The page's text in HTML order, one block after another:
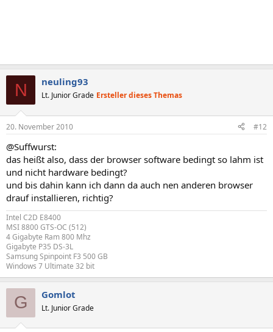
N neuling93
Lt. Junior Grade Ersteller dieses Themas
20. November 2010 #12
@Suffwurst:
das heißt also, dass der browser software bedingt so lahm ist
und nicht hardware bedingt?
und bis dahin kann ich dann da auch nen anderen browser
drauf installieren, richtig?
Intel C2D E8400
MSI 8800 GTS-OC (512)
4 Gigabyte Ram 800 Mhz
Gigabyte P35 DS-3L
Samsung Spinpoint F3 500 GB
Windows 7 Ultimate 32 bit
G Gomlot
Lt. Junior Grade